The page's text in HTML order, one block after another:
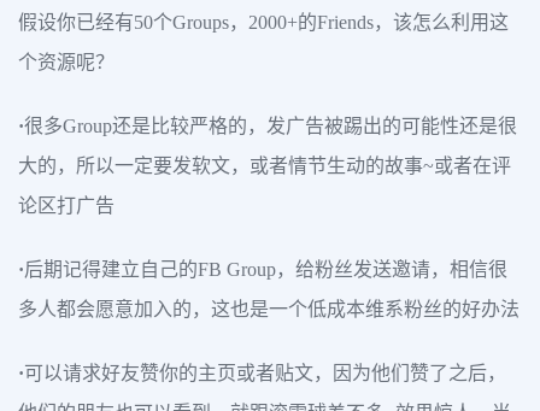
假设你已经有50个Groups，2000+的Friends，该怎么利用这
个资源呢？
·很多Group还是比较严格的，发广告被踢出的可能性还是很
大的，所以一定要发软文，或者情节生动的故事~或者在评
论区打广告
·后期记得建立自己的FB Group，给粉丝发送邀请，相信很
多人都会愿意加入的，这也是一个低成本维系粉丝的好办法
·可以请求好友赞你的主页或者贴文，因为他们赞了之后，